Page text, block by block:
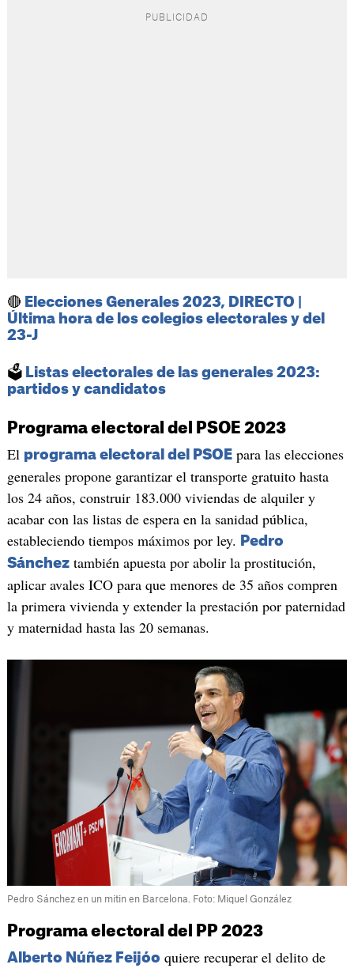
🔴 Elecciones Generales 2023, DIRECTO |
Última hora de los colegios electorales y del
23-J
🗳️Listas electorales de las generales 2023:
partidos y candidatos
Programa electoral del PSOE 2023
El programa electoral del PSOEpara las elecciones
generales propone garantizar el transporte gratuito hasta
los 24 años, construir 183.000 viviendas de alquiler y
acabar con las listas de espera en la sanidad pública,
estableciendo tiempos máximos por ley.
Pedro
Sáncheztambién apuesta por abolir la prostitución,
aplicar avales ICO para que menores de 35 años compren
la primera vivienda y extender la prestación por paternidad
y maternidad hasta las 20 semanas.
Pedro Sánchez en un mitin en Barcelona. Foto: Miquel González
Programa electoral del PP 2023
Alberto Núñez Feijóo quiere recuperar el delito de